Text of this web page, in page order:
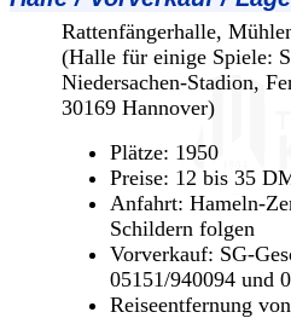
Rattenfängerhalle,
(Halle für einige Spiele:
Niedersachen-Stadion,
30169 Hannover)
Plätze: 1950
Preise: 12 bis 35
Anfahrt: Hameln-
Schildern folgen
Vorverkauf: SG-
05151/940094 und
Reiseentfernung